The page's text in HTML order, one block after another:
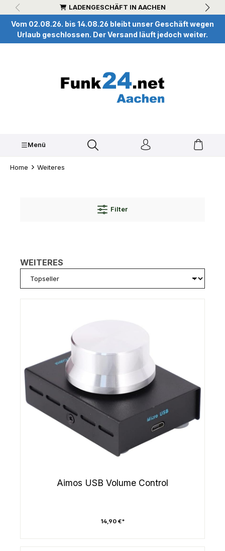
springen LADENGESCHÄFT IN AACHEN
Vom 02.08.26. bis 14.08.26 bleibt unser Geschäft wegen
Urlaub geschlossen. Der Versand läuft jedoch weiter.
Menü
Home Weiteres
Filter
WEITERES
Aimos USB Volume Control
14,90 €*